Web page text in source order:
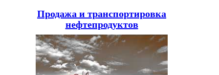
Продажа и транспортировка
нефтепродуктов